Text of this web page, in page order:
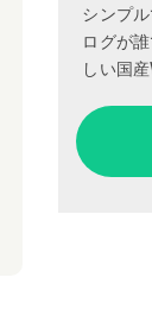
シンプ
ログが
しい国